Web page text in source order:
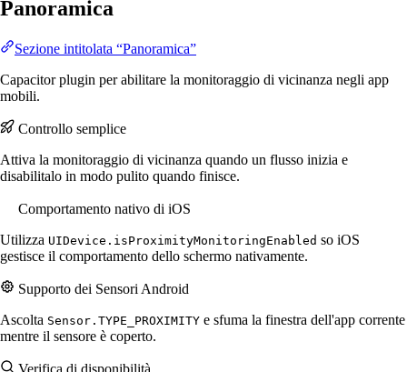
Panoramica
Sezione intitolata “Panoramica”
Capacitor plugin per abilitare la monitoraggio di vicinanza negli app
mobili.
Controllo semplice
Attiva la monitoraggio di vicinanza quando un flusso inizia e
disabilitalo in modo pulito quando finisce.
Comportamento nativo di iOS
Utilizza UIDevice.isProximityMonitoringEnabled so iOS
gestisce il comportamento dello schermo nativamente.
Supporto dei Sensori Android
Ascolta Sensor.TYPE_PROXIMITY e sfuma la finestra dell'app corrente
mentre il sensore è coperto.